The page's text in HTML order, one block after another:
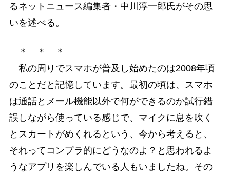
るネットニュース編集者・中川淳一郎氏がその思
いを述べる。
＊ ＊ ＊
私の周りでスマホが普及し始めたのは2008年頃
のことだと記憶しています。最初の頃は、スマホ
は通話とメール機能以外で何ができるのか試行錯
誤しながら使っている感じで、マイクに息を吹く
とスカートがめくれるという、今から考えると、
それってコンプラ的にどうなのよ？と思われるよ
うなアプリを楽しんでいる人もいましたね。その